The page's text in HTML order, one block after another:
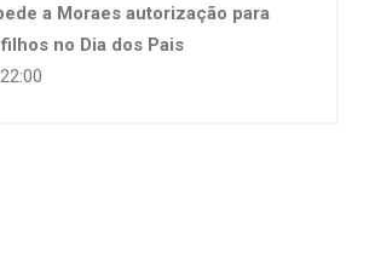
a Moraes autorização para
no Dia dos Pais